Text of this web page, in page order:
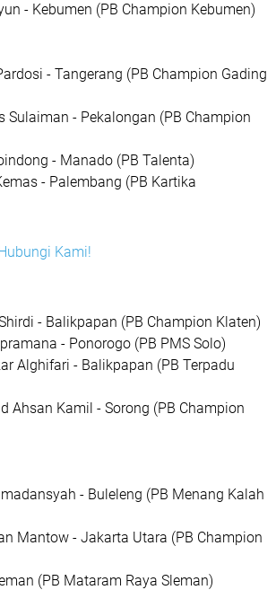
- Kebumen (PB Champion Kebumen)
- Tangerang (PB Champion Gading
Sulaiman - Pekalongan (PB Champion
- Manado (PB Talenta)
- Palembang (PB Kartika
Kami!
- Balikpapan (PB Champion Klaten)
- Ponorogo (PB PMS Solo)
Alghifari - Balikpapan (PB Terpadu
Ahsan Kamil - Sorong (PB Champion
- Buleleng (PB Menang Kalah
Mantow - Jakarta Utara (PB Champion
(PB Mataram Raya Sleman)